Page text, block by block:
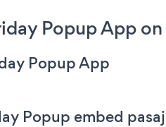
Popup App
Popup App
Popup embed